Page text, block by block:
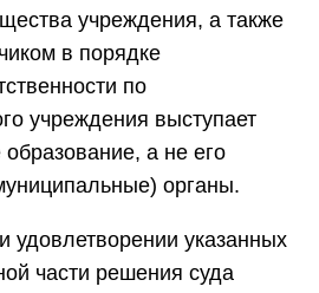
учреждения, а также
в порядке
по
учреждения выступает
а не его
органы.
удовлетворении указанных
части решения суда